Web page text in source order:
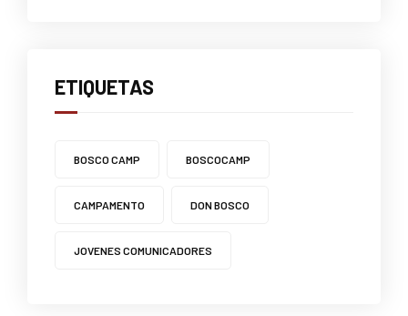
ETIQUETAS
BOSCO CAMP BOSCOCAMP
CAMPAMENTO DON BOSCO
JOVENES COMUNICADORES